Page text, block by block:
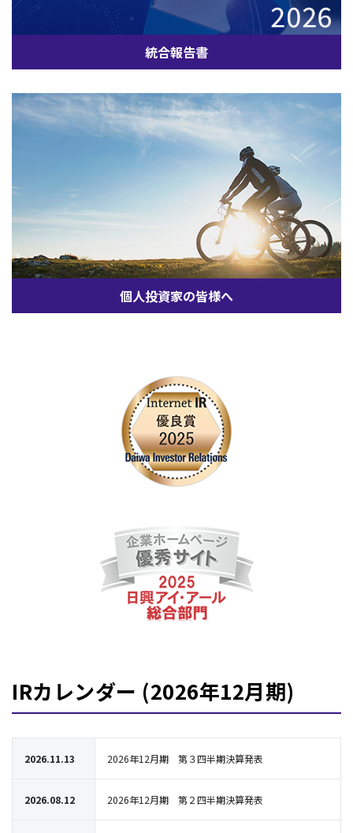
統合報告書
個人投資家の皆様へ
IRカレンダー (2026年12月期)
2026.11.13 2026年12月期 第３四半期決算発表
2026.08.12 2026年12月期 第２四半期決算発表